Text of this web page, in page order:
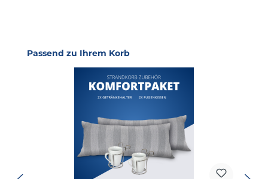
Produktgalerie überspringen
Passend zu Ihrem Korb